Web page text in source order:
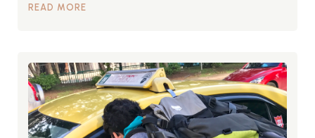
READ MORE